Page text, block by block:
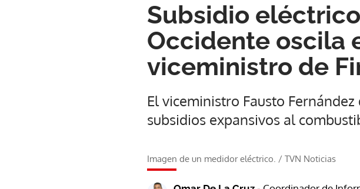
Subsidio
Occidente oscila
viceministro de
El viceministro Fausto
subsidios expansivos al
Imagen de un medidor eléctrico. / TVN Noticias